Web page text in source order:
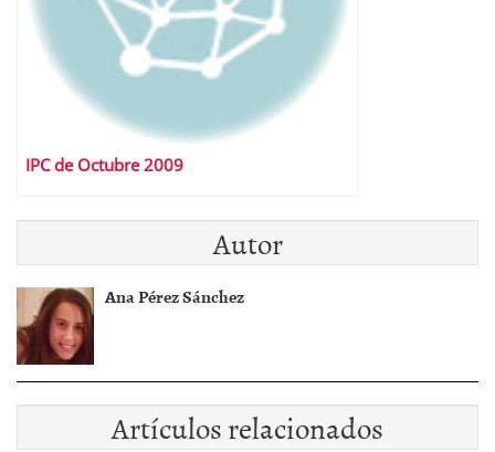
IPC de Octubre 2009
Autor
Ana Pérez Sánchez
Artículos relacionados